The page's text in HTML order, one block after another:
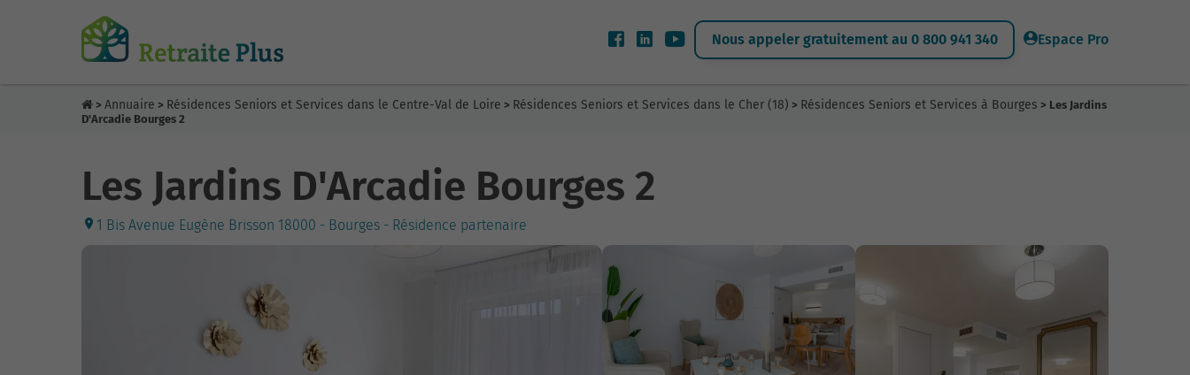
Nous appeler gratuitement au 0 800 941 340 Espace Pro
> Annuaire > Résidences Seniors et Services dans le Centre-Val de Loire > Résidences Seniors et Services dans le Cher (18) > Résidences Seniors et Services à Bourges > Les Jardins
D'Arcadie Bourges 2
Les Jardins D'Arcadie Bourges 2
1 Bis Avenue Eugène Brisson 18000 - Bourges - Résidence partenaire